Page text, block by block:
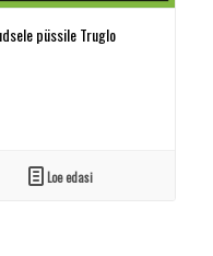
püssile Truglo
Loe edasi